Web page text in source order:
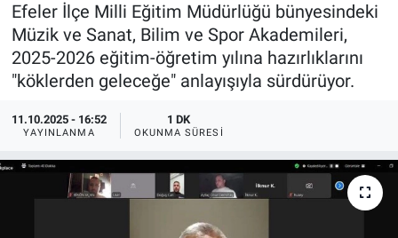
Efeler İlçe Milli Eğitim Müdürlüğü bünyesindeki
Müzik ve Sanat, Bilim ve Spor Akademileri,
2025-2026 eğitim-öğretim yılına hazırlıklarını
"köklerden geleceğe" anlayışıyla sürdürüyor.
11.10.2025 - 16:52
YAYINLANMA
1 DK
OKUNMA SÜRESI